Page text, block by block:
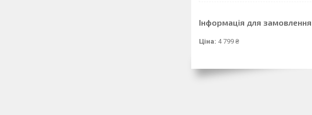
Інформація для замовлення
Ціна: 4 799 ₴